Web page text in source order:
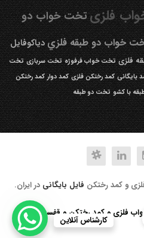
فلزیتخت خواب دو
خواب دو طبقه فلزيدیاکوفایل
فلزی تخت خواب فرفوژه تخت سربازی تخت
بایگانی کمد رختکن فلزی کمد دوار کمد رختکن
با کشو تخت دو طبقه
و کمد رختکن فایل بایگانی در ایران.
کارشناس آنلاین
فلزی و کمد رختکن و قفسه کتابخانه